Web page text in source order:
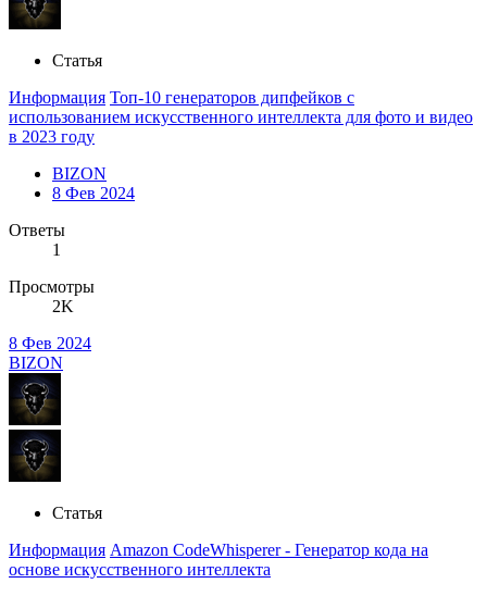
Статья
Информация Топ-10 генераторов дипфейков с
использованием искусственного интеллекта для фото и видео
в 2023 году
BIZON
8 Фев 2024
Ответы
1
Просмотры
2K
8 Фев 2024
BIZON
Статья
Информация Amazon CodeWhisperer - Генератор кода на
основе искусственного интеллекта